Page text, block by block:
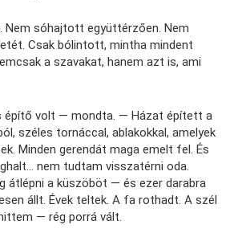
Nem sóhajtott együttérzően. Nem
Csak bólintott, mintha mindent
a szavakat, hanem azt is, ami
építő volt — mondta. — Házat épített a
széles tornáccal, ablakokkal, amelyek
Minden gerendát maga emelt fel. És
nem tudtam visszatérni oda.
átlépni a küszöböt — és ezer darabra
állt. Évek teltek. A fa rothadt. A szél
— rég porrá vált.